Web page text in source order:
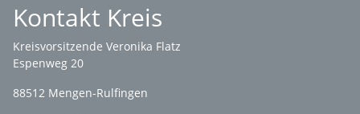
Kontakt Kreis
Kreisvorsitzende Veronika Flatz
Espenweg 20
88512 Mengen-Rulfingen